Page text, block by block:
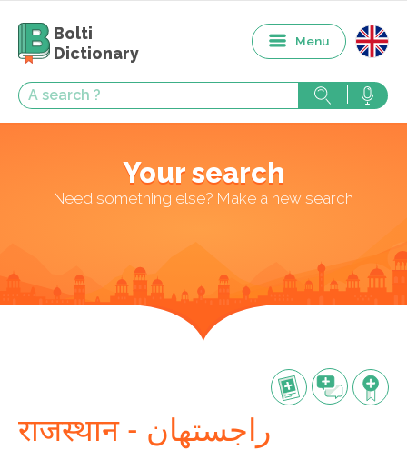
Bolti
Dictionary
Menu
Your search
Need something else? Make a new search
राजस्थान - راجستھان